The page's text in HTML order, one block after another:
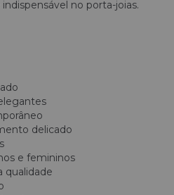
no porta-joias.
delicado
e femininos
qualidade